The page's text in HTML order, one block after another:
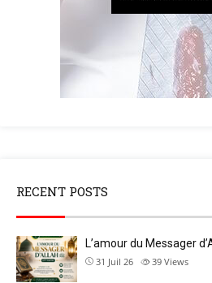
RECENT POSTS
31 Juil 26 39 Views